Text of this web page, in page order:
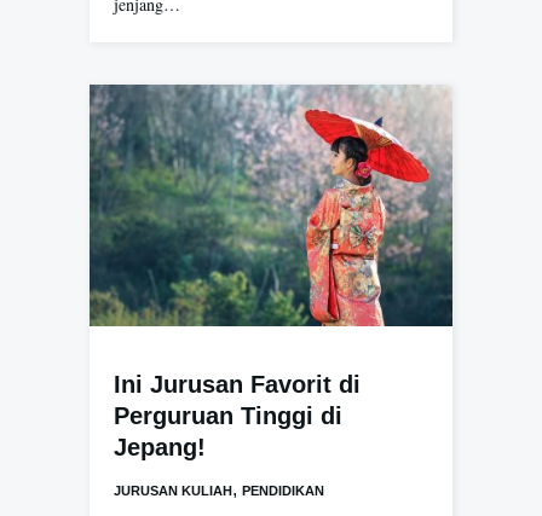
Ini Jurusan Favorit di
Perguruan Tinggi di
Jepang!
JURUSAN KULIAH, PENDIDIKAN